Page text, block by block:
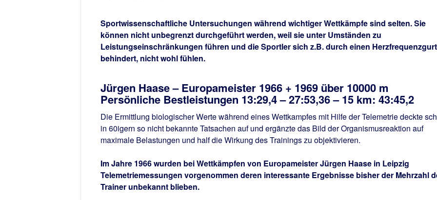
Sportwissenschaftliche Untersuchungen während wichtiger Wettkämpfe sind selten. Sie
können nicht unbegrenzt durchgeführt werden, weil sie unter Umständen zu
Leistungseinschränkungen führen und die Sportler sich z.B. durch einen Herzfrequenzgurt
behindert, nicht wohl fühlen.
Jürgen Haase – Europameister 1966 + 1969 über 10000 m
Persönliche Bestleistungen 13:29,4 – 27:53,36 – 15 km: 43:45,2
Die Ermittlung biologischer Werte während eines Wettkampfes mit Hilfe der Telemetrie deckte
in 60igern so nicht bekannte Tatsachen auf und ergänzte das Bild der Organismusreaktion auf
maximale Belastungen und half die Wirkung des Trainings zu objektivieren.
Im Jahre 1966 wurden bei Wettkämpfen von Europameister Jürgen Haase in Leipzig
Telemetriemessungen vorgenommen deren interessante Ergebnisse bisher der Mehrzahl
Trainer unbekannt blieben.